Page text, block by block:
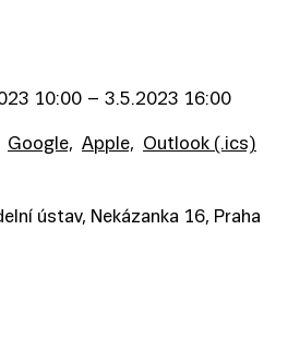
10:00 – 3.5.2023 16:00
Google, Apple, Outlook (.ics)
ústav, Nekázanka 16, Praha